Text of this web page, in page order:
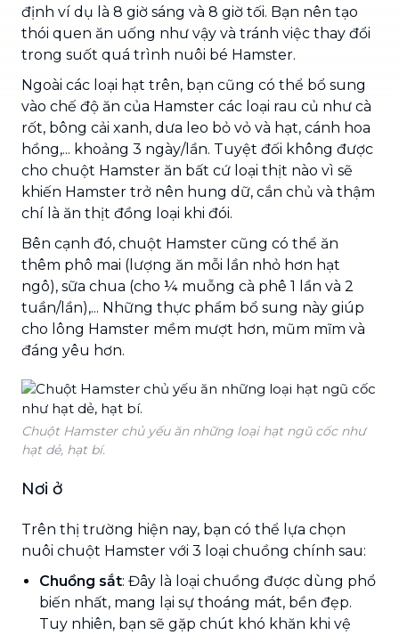
định ví dụ là 8 giờ sáng và 8 giờ tối. Bạn nên tạo
thói quen ăn uống như vậy và tránh việc thay đổi
trong suốt quá trình nuôi bé Hamster.
Ngoài các loại hạt trên, bạn cũng có thể bổ sung
vào chế độ ăn của Hamster các loại rau củ như cà
rốt, bông cải xanh, dưa leo bỏ vỏ và hạt, cánh hoa
hồng,... khoảng 3 ngày/lần. Tuyệt đối không được
cho chuột Hamster ăn bất cứ loại thịt nào vì sẽ
khiến Hamster trở nên hung dữ, cắn chủ và thậm
chí là ăn thịt đồng loại khi đói.
Bên cạnh đó, chuột Hamster cũng có thể ăn
thêm phô mai (lượng ăn mỗi lần nhỏ hơn hạt
ngô), sữa chua (cho ¼ muỗng cà phê 1 lần và 2
tuần/lần),... Những thực phẩm bổ sung này giúp
cho lông Hamster mềm mượt hơn, mũm mĩm và
đáng yêu hơn.
Chuột Hamster chủ yếu ăn những loại hạt ngũ cốc như
hạt dẻ, hạt bí.
Nơi ở
Trên thị trường hiện nay, bạn có thể lựa chọn
nuôi chuột Hamster với 3 loại chuồng chính sau:
Chuồng sắt: Đây là loại chuồng được dùng phổ
biến nhất, mang lại sự thoáng mát, bền đẹp.
Tuy nhiên, bạn sẽ gặp chút khó khăn khi vệ